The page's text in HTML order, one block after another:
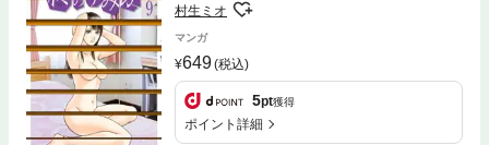
村生ミオ
マンガ
649(税込)
5pt獲得
ポイント詳細